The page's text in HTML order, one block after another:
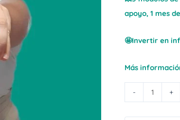
apoyo, 1 mes
🤩Invertir en
Más
- +